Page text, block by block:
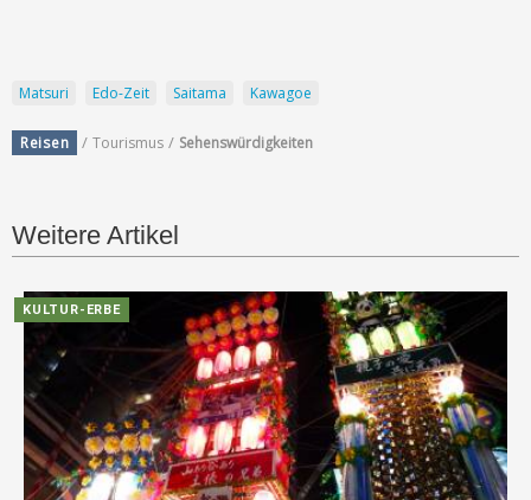
Matsuri Edo-Zeit Saitama Kawagoe
Reisen / Tourismus / Sehenswürdigkeiten
Weitere Artikel
KULTUR-ERBE